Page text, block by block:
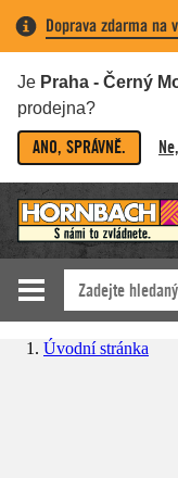
Doprava zdarma na
Je Praha - Černý
prodejna?
ANO, SPRÁVNĚ.
Úvodní stránka